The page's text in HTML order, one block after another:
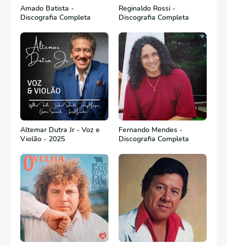
Amado Batista -
Discografia Completa
Reginaldo Rossi -
Discografia Completa
Altemar Dutra Jr - Voz e
Violão - 2025
Fernando Mendes -
Discografia Completa